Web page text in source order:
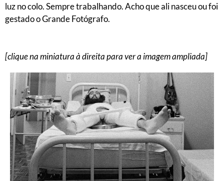
luz no colo. Sempre trabalhando. Acho que ali nasceu ou foi
gestado o Grande Fotógrafo.
[clique na miniatura à direita para ver a imagem ampliada]